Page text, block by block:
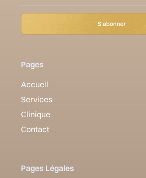
Pages
Accueil
Services
Clinique
Contact
Pages Légales